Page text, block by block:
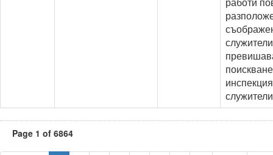
Page 1 of 6864